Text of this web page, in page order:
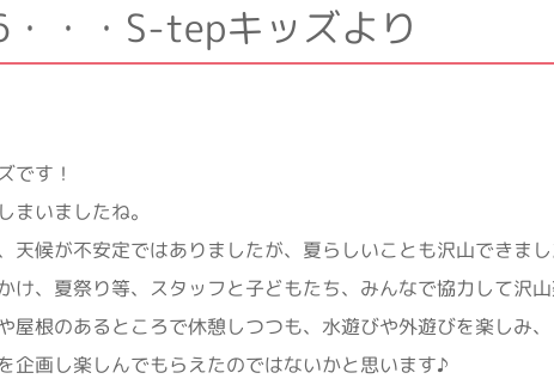
・・S-tepキッズより
です！
まいましたね。
天候が不安定ではありましたが、夏らしいことも沢山できま
け、夏祭り等、スタッフと子どもたち、みんなで協力して沢
屋根のあるところで休憩しつつも、水遊びや外遊びを楽しみ
企画し楽しんでもらえたのではないかと思います♪